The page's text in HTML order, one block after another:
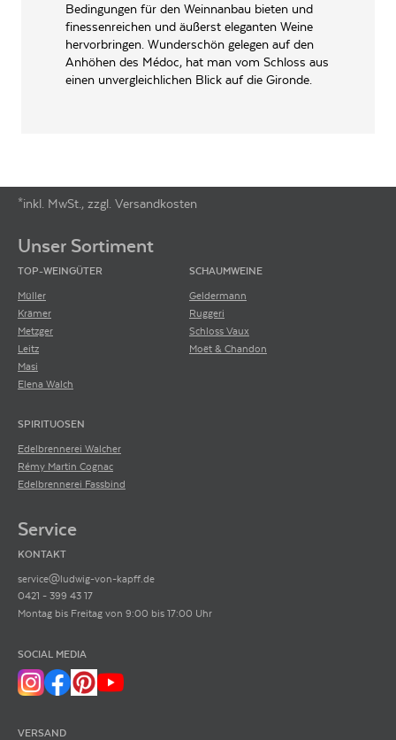
Wine Spectator Punkte
Das US-Magazin gehört zu den absoluten Schwergewichten der
Weinpublikationen und hat einen maßgeblichen Einfluss auf die Branche.
Es wird nicht umsonst neben Robert Parkers Wine Advocate als eine der
Bedingungen für den Weinnanbau bieten und
finessenreichen und äußerst eleganten Weine
hervorbringen. Wunderschön gelegen auf den
Anhöhen des Médoc, hat man vom Schloss aus
einen unvergleichlichen Blick auf die Gironde.
*inkl. MwSt., zzgl. Versandkosten
Unser Sortiment
TOP-WEINGÜTER
Müller
Krämer
Metzger
Leitz
Masi
Elena Walch
SCHAUMWEINE
Geldermann
Ruggeri
Schloss Vaux
Moët & Chandon
SPIRITUOSEN
Edelbrennerei Walcher
Rémy Martin Cognac
Edelbrennerei Fassbind
Service
KONTAKT
service@ludwig-von-kapff.de
0421 - 399 43 17
Montag bis Freitag von 9:00 bis 17:00 Uhr
SOCIAL MEDIA
VERSAND